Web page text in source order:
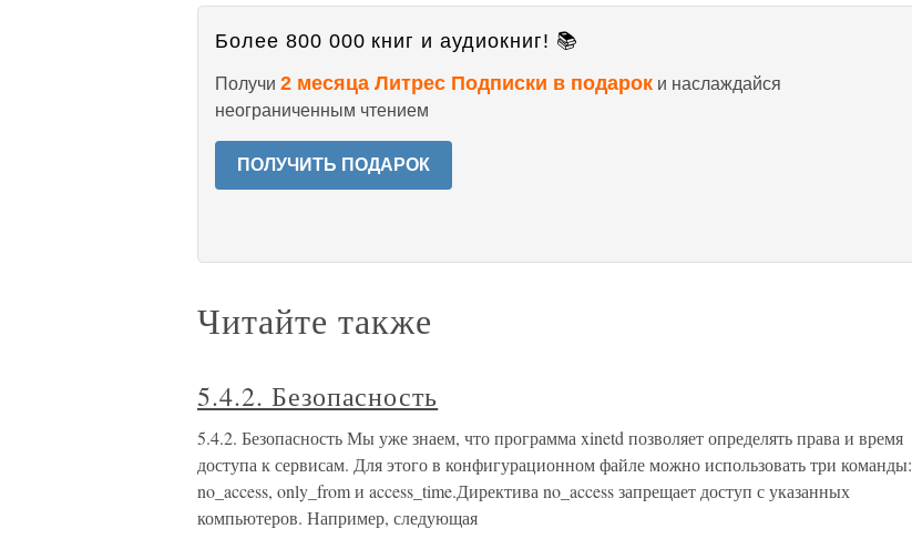
Более 800 000 книг и аудиокниг! 📚
Получи 2 месяца Литрес Подписки в подарок и наслаждайся
неограниченным чтением
ПОЛУЧИТЬ ПОДАРОК
Читайте также
5.4.2. Безопасность
5.4.2. Безопасность Мы уже знаем, что программа xinetd позволяет определять права и время
доступа к сервисам. Для этого в конфигурационном файле можно использовать три команды:
no_access, only_from и access_time.Директива no_access запрещает доступ с указанных
компьютеров. Например, следующая